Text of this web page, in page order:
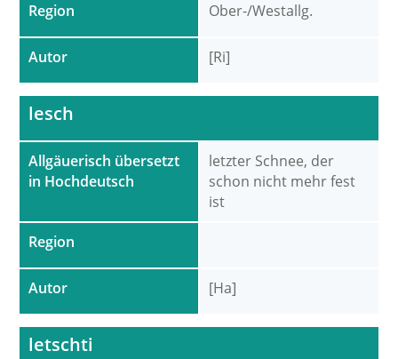
Region
Autor
Ober-/Westallg.
[Ri]
Allgäuerisch übersetzt
in Hochdeutsch
Region
Autor
lesch
letzter Schnee, der
schon nicht mehr fest
ist
[Ha]
letschti